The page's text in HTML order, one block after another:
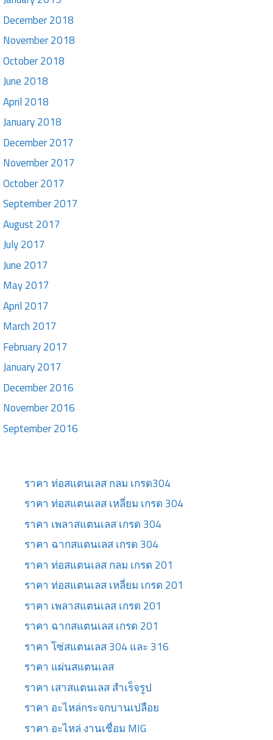
December 2018
November 2018
October 2018
June 2018
April 2018
January 2018
December 2017
November 2017
October 2017
September 2017
August 2017
July 2017
June 2017
May 2017
April 2017
March 2017
February 2017
January 2017
December 2016
November 2016
September 2016
ราคา ท่อสแตนเลส กลม เกรด304
ราคา ท่อสแตนเลส เหลี่ยม เกรด 304
ราคา เพลาสแตนเลส เกรด 304
ราคา ฉากสแตนเลส เกรด 304
ราคา ท่อสแตนเลส กลม เกรด 201
ราคา ท่อสแตนเลส เหลี่ยม เกรด 201
ราคา เพลาสแตนเลส เกรด 201
ราคา ฉากสแตนเลส เกรด 201
ราคา โซ่สแตนเลส 304 และ 316
ราคา แผ่นสแตนเลส
ราคา เสาสแตนเลส สำเร็จรูป
ราคา อะไหล่กระจกบานเปลือย
ราคา อะไหล่ งานเชื่อม MIG